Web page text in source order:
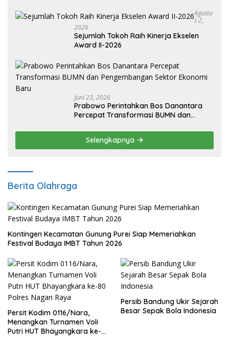
Agustu
S 2,
2026
Sejumlah Tokoh Raih Kinerja Ekselen
Award II-2026
Juni 23, 2026
Prabowo Perintahkan Bos Danantara
Percepat Transformasi BUMN dan
Selengkapnya
Berita Olahraga
Kontingen Kecamatan Gunung Purei Siap Memeriahkan
Festival Budaya IMBT Tahun 2026
Persit Kodim 0116/Nara,
Menangkan Turnamen Voli
Putri HUT Bhayangkara ke-
Persib Bandung Ukir Sejarah
Besar Sepak Bola Indonesia